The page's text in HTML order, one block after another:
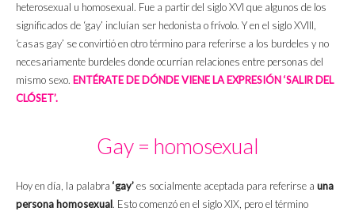
heterosexual u homosexual. Fue a partir del siglo XVI que algunos de los
significados de ‘gay’ incluían ser hedonista o frívolo. Y en el siglo XVIII,
‘casas gay’ se convirtió en otro término para referirse a los burdeles y no
necesariamente burdeles donde ocurrían relaciones entre personas del
mismo sexo. ENTÉRATE DE DÓNDE VIENE LA EXPRESIÓN ‘SALIR DEL
CLÓSET’.
Gay = homosexual
Hoy en día, la palabra ‘gay’es socialmente aceptada para referirse a una
persona homosexual. Esto comenzó en el siglo XIX, pero el término